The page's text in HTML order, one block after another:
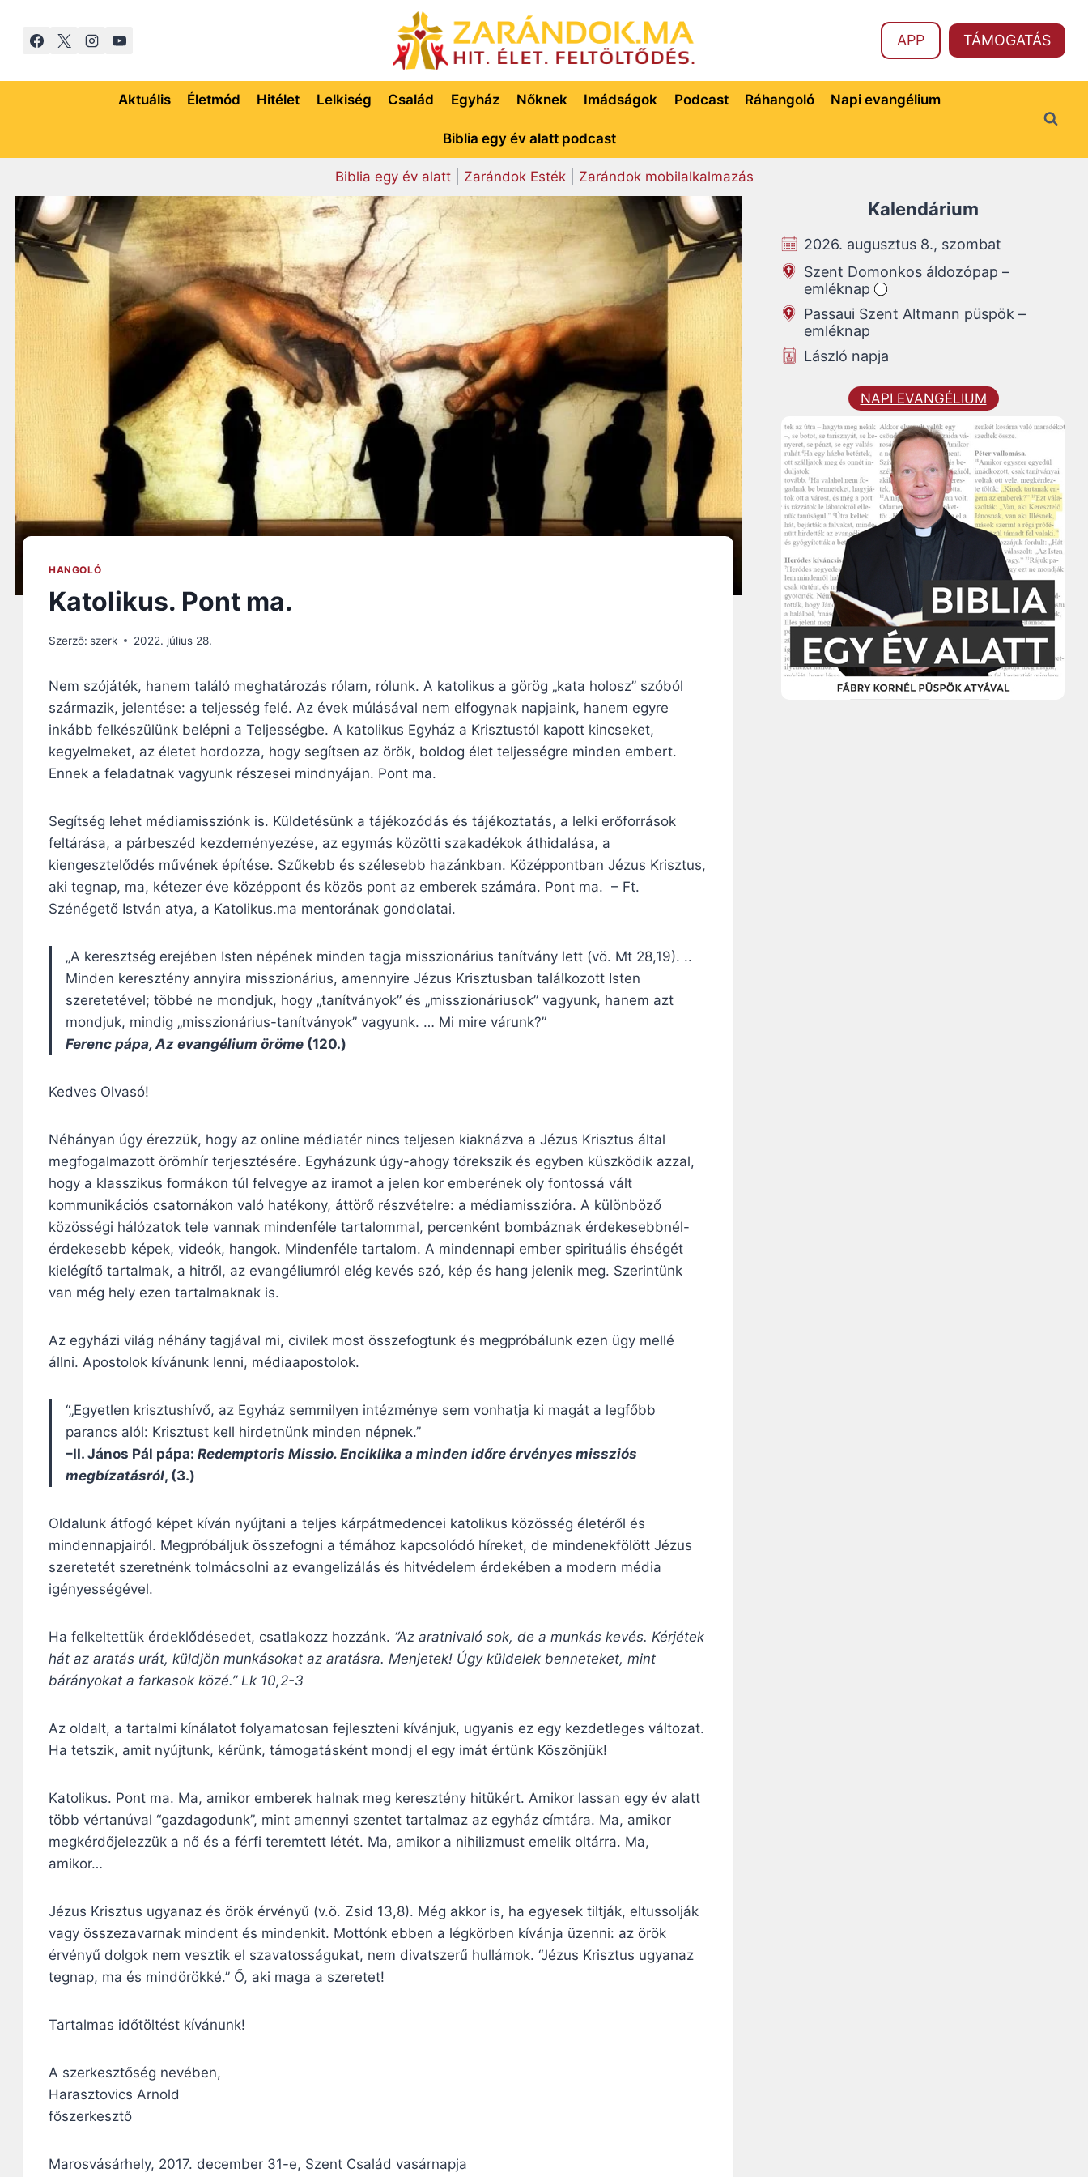
APP TÁMOGATÁS
Aktuális Életmód Hitélet Lelkiség Család Egyház Nőknek Imádságok Podcast Ráhangoló Napi evangélium
Biblia egy év alatt podcast
Biblia egy év alatt| Zarándok Esték| Zarándok mobilalkalmazás
HANGOLÓ
Katolikus. Pont ma.
Szerző: szerk 2022. július 28.
Nem szójáték, hanem találó meghatározás rólam, rólunk. A katolikus a görög „kata holosz” szóból
származik, jelentése: a teljesség felé. Az évek múlásával nem elfogynak napjaink, hanem egyre
inkább felkészülünk belépni a Teljességbe. A katolikus Egyház a Krisztustól kapott kincseket,
kegyelmeket, az életet hordozza, hogy segítsen az örök, boldog élet teljességre minden embert.
Ennek a feladatnak vagyunk részesei mindnyájan. Pont ma.
Segítség lehet médiamissziónk is. Küldetésünk a tájékozódás és tájékoztatás, a lelki erőforrások
feltárása, a párbeszéd kezdeményezése, az egymás közötti szakadékok áthidalása, a
kiengesztelődés művének építése. Szűkebb és szélesebb hazánkban. Középpontban Jézus Krisztus,
aki tegnap, ma, kétezer éve középpont és közös pont az emberek számára. Pont ma. – Ft.
Szénégető István atya, a Katolikus.ma mentorának gondolatai.
„A keresztség erejében Isten népének minden tagja misszionárius tanítvány lett (vö. Mt 28,19). ..
Minden keresztény annyira misszionárius, amennyire Jézus Krisztusban találkozott Isten
szeretetével; többé ne mondjuk, hogy „tanítványok” és „misszionáriusok” vagyunk, hanem azt
mondjuk, mindig „misszionárius-tanítványok” vagyunk. … Mi mire várunk?”
Ferenc pápa, Az evangélium öröme (120.)
Kedves Olvasó!
Néhányan úgy érezzük, hogy az online médiatér nincs teljesen kiaknázva a Jézus Krisztus által
megfogalmazott örömhír terjesztésére. Egyházunk úgy-ahogy törekszik és egyben küszködik azzal,
hogy a klasszikus formákon túl felvegye az iramot a jelen kor emberének oly fontossá vált
kommunikációs csatornákon való hatékony, áttörő részvételre: a médiamisszióra. A különböző
közösségi hálózatok tele vannak mindenféle tartalommal, percenként bombáznak érdekesebbnél-
érdekesebb képek, videók, hangok. Mindenféle tartalom. A mindennapi ember spirituális éhségét
kielégítő tartalmak, a hitről, az evangéliumról elég kevés szó, kép és hang jelenik meg. Szerintünk
van még hely ezen tartalmaknak is.
Az egyházi világ néhány tagjával mi, civilek most összefogtunk és megpróbálunk ezen ügy mellé
állni. Apostolok kívánunk lenni, médiaapostolok.
“„Egyetlen krisztushívő, az Egyház semmilyen intézménye sem vonhatja ki magát a legfőbb
parancs alól: Krisztust kell hirdetnünk minden népnek.”
–II. János Pál pápa: Redemptoris Missio. Enciklika a minden időre érvényes missziós
megbízatásról, (3.)
Oldalunk átfogó képet kíván nyújtani a teljes kárpátmedencei katolikus közösség életéről és
mindennapjairól. Megpróbáljuk összefogni a témához kapcsolódó híreket, de mindenekfölött Jézus
szeretetét szeretnénk tolmácsolni az evangelizálás és hitvédelem érdekében a modern média
igényességével.
Ha felkeltettük érdeklődésedet, csatlakozz hozzánk. “Az aratnivaló sok, de a munkás kevés. Kérjétek
hát az aratás urát, küldjön munkásokat az aratásra. Menjetek! Úgy küldelek benneteket, mint
bárányokat a farkasok közé.” Lk 10,2-3
Az oldalt, a tartalmi kínálatot folyamatosan fejleszteni kívánjuk, ugyanis ez egy kezdetleges változat.
Ha tetszik, amit nyújtunk, kérünk, támogatásként mondj el egy imát értünk Köszönjük!
Katolikus. Pont ma. Ma, amikor emberek halnak meg keresztény hitükért. Amikor lassan egy év alatt
több vértanúval “gazdagodunk”, mint amennyi szentet tartalmaz az egyház címtára. Ma, amikor
megkérdőjelezzük a nő és a férfi teremtett létét. Ma, amikor a nihilizmust emelik oltárra. Ma,
amikor…
Jézus Krisztus ugyanaz és örök érvényű (v.ö. Zsid 13,8). Még akkor is, ha egyesek tiltják, eltussolják
vagy összezavarnak mindent és mindenkit. Mottónk ebben a légkörben kívánja üzenni: az örök
érvényű dolgok nem vesztik el szavatosságukat, nem divatszerű hullámok. “Jézus Krisztus ugyanaz
tegnap, ma és mindörökké.” Ő, aki maga a szeretet!
Tartalmas időtöltést kívánunk!
A szerkesztőség nevében,
Harasztovics Arnold
főszerkesztő
Marosvásárhely, 2017. december 31-e, Szent Család vasárnapja
Kalendárium
2026. augusztus 8., szombat
Szent Domonkos áldozópap –
emléknap
Passaui Szent Altmann püspök –
emléknap
László napja
NAPI EVANGÉLIUM